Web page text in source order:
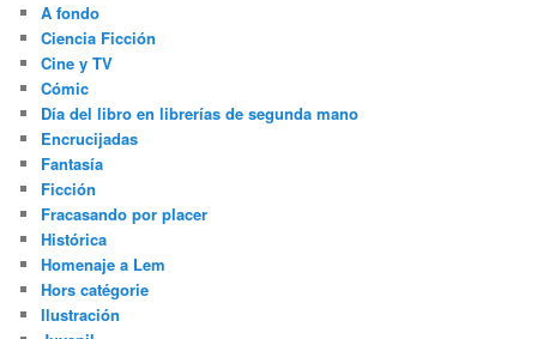
A fondo
Ciencia Ficción
Cine y TV
Cómic
Día del libro en librerías de segunda mano
Encrucijadas
Fantasía
Ficción
Fracasando por placer
Histórica
Homenaje a Lem
Hors catégorie
Ilustración